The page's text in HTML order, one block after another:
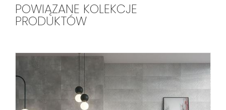
POWIĄZANE KOLEKCJE
PRODUKTÓW